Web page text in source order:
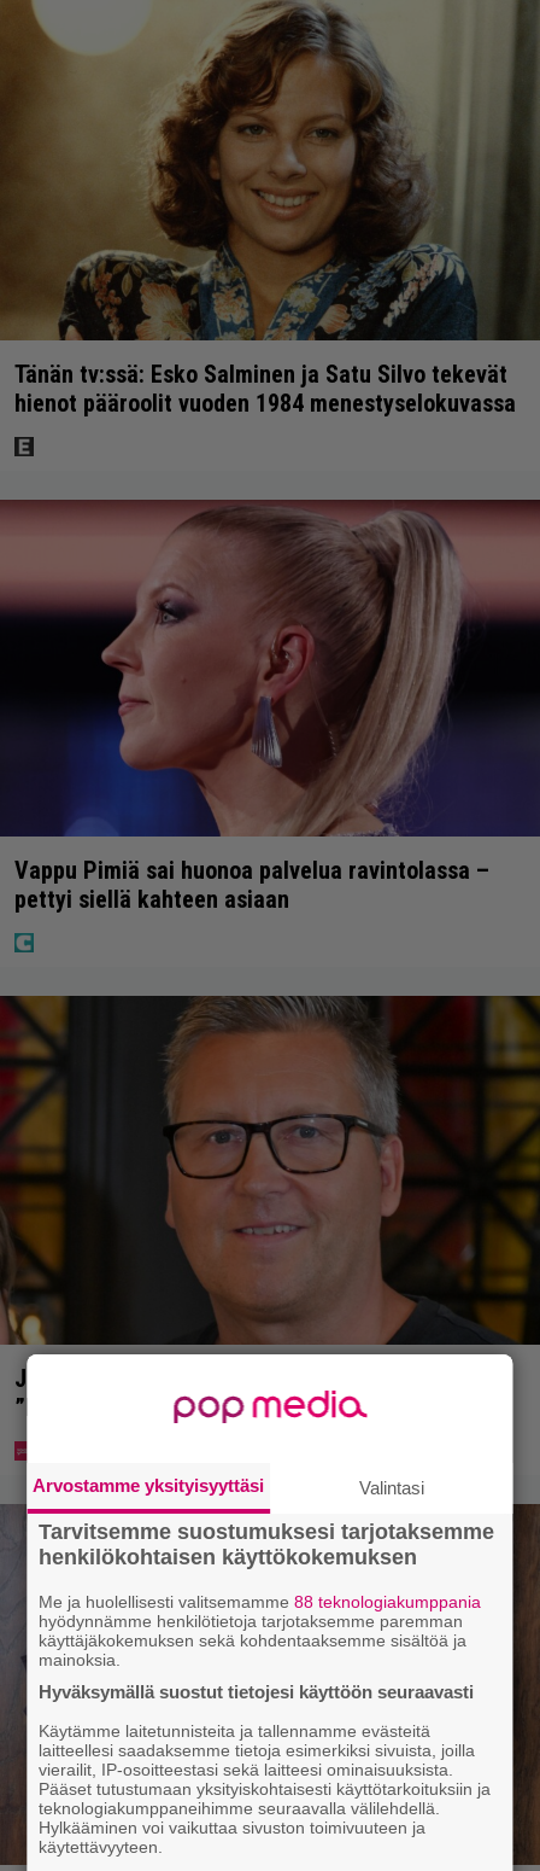
Tänän tv:ssä: Esko Salminen ja Satu Silvo tekevät
hienot pääroolit vuoden 1984 menestyselokuvassa
Vappu Pimiä sai huonoa palvelua ravintolassa –
pettyi siellä kahteen asiaan
Jani Sievinen kokosi lapsikatraansa yhteen –
”Minun suurin perintöni heille”
Arvostamme yksityisyyttäsi Valintasi
Tarvitsemme suostumuksesi tarjotaksemme
henkilökohtaisen käyttökokemuksen
Me ja huolellisesti valitsemamme88 teknologiakumppania
hyödynnämme henkilötietoja tarjotaksemme paremman
käyttäjäkokemuksen sekä kohdentaaksemme sisältöä ja
mainoksia.
Hyväksymällä suostut tietojesi käyttöön seuraavasti
Käytämme laitetunnisteita ja tallennamme evästeitä
laitteellesi saadaksemme tietoja esimerkiksi sivuista, joilla
vierailit, IP-osoitteestasi sekä laitteesi ominaisuuksista.
Pääset tutustumaan yksityiskohtaisesti käyttötarkoituksiin ja
teknologiakumppaneihimme seuraavalla välilehdellä.
Hylkääminen voi vaikuttaa sivuston toimivuuteen ja
käytettävyyteen.